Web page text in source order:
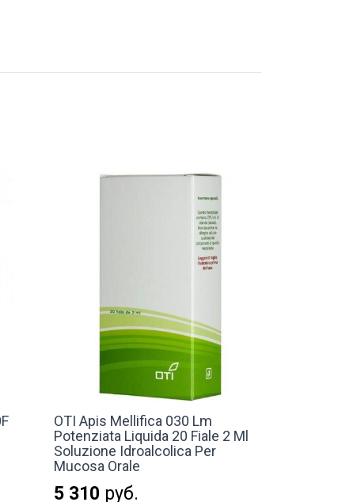
OTI Apis Mellifica 030 Lm
Potenziata Liquida 20 Fiale 2 Ml
Soluzione Idroalcolica Per
Mucosa Orale
5 310 руб.